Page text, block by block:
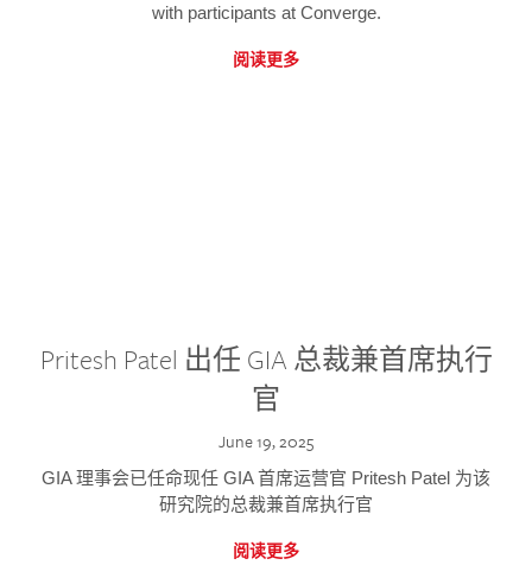
with participants at Converge.
阅读更多
Pritesh Patel 出任 GIA 总裁兼首席执行
官
June 19, 2025
GIA 理事会已任命现任 GIA 首席运营官 Pritesh Patel 为该
研究院的总裁兼首席执行官
阅读更多